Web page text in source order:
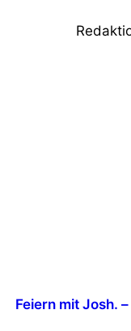
Feiern mit Josh.